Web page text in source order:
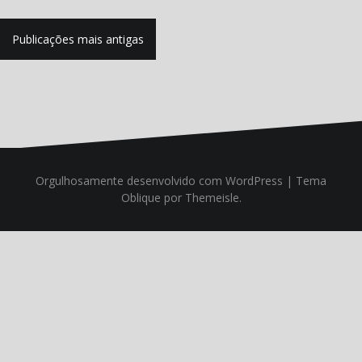
Navegação
por
Publicações mais antigas
Orgulhosamente desenvolvido com WordPress | Tema
Oblique por Themeisle.